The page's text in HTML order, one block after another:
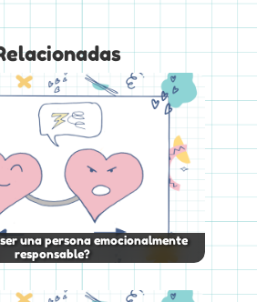
una persona emocionalmente
responsable?